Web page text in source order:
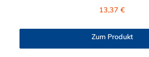
Regulärer Preis:
13,37 €
Zum Produkt